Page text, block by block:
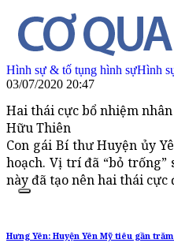
Hình sự & tố tụng hình sựHình
03/07/2020 20:47
Hai thái cực bổ nhiệm
Hữu Thiên
Con gái Bí thư Huyện ủy
hoạch. Vị trí đã “bỏ
này đã tạo nên hai thái cực
Hưng Yên: Huyện Yên Mỹ tiêu gần